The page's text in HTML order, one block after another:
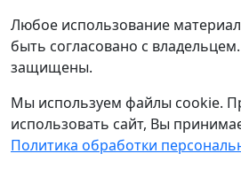
Любое использование
быть согласовано с
защищены.
Мы используем файлы cookie.
использовать сайт, Вы
Политика обработки